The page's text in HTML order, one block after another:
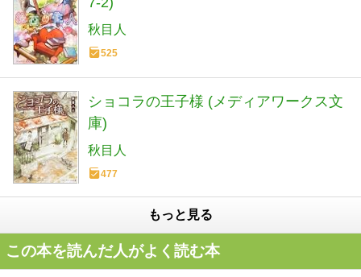
秋目人
525
ショコラの王子様 (メディアワークス文
庫)
秋目人
477
もっと見る
この本を読んだ人がよく読む本